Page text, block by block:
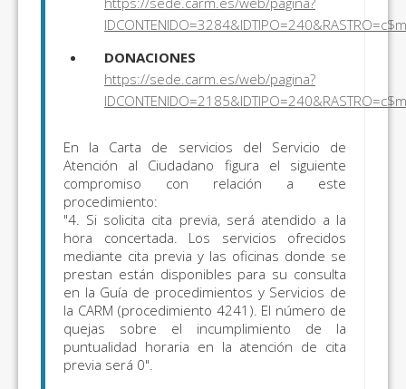
DONACIONES
https://sede.carm.es/web/pagina?
En la Carta de servicios del Servicio de
Atención al Ciudadano figura el siguiente
compromiso con relación a este
procedimiento:
"4. Si solicita cita previa, será atendido a la
hora concertada. Los servicios ofrecidos
mediante cita previa y las oficinas donde se
prestan están disponibles para su consulta
en la Guía de procedimientos y Servicios de
la CARM (procedimiento 4241). El número de
quejas sobre el incumplimiento de la
puntualidad horaria en la atención de cita
previa será 0".